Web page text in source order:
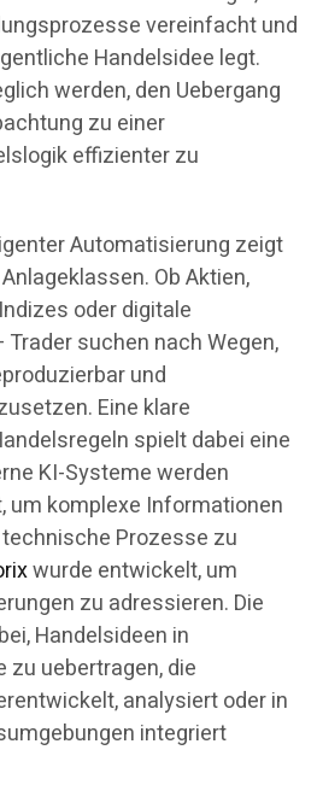
vereinfacht und
Handelsidee legt.
werden, den Uebergang
zu einer
effizienter zu
Automatisierung zeigt
Ob Aktien,
oder digitale
suchen nach Wegen,
und
Eine klare
spielt dabei eine
KI-Systeme werden
um komplexe Informationen
Prozesse zu
wurde entwickelt, um
zu adressieren. Die
Handelsideen in
uebertragen, die
analysiert oder in
integriert